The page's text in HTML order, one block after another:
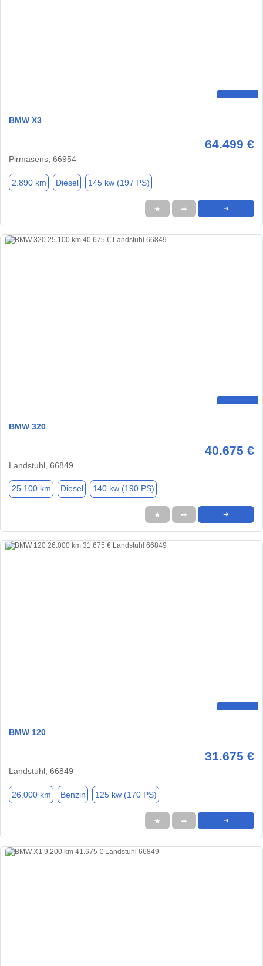
BMW X3
64.499 €
Pirmasens, 66954
2.890 km Diesel 145 kw (197 PS)
★ ➦ ➜
BMW 320
40.675 €
Landstuhl, 66849
25.100 km Diesel 140 kw (190 PS)
★ ➦ ➜
BMW 120
31.675 €
Landstuhl, 66849
26.000 km Benzin 125 kw (170 PS)
★ ➦ ➜